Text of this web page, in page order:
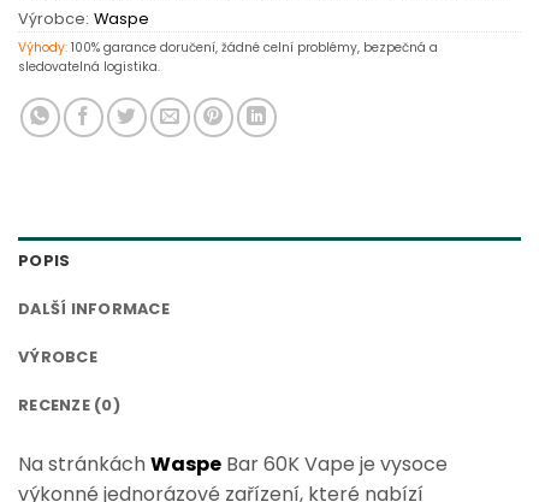
Výrobce: Waspe
Výhody: 100% garance doručení, žádné celní problémy, bezpečná a
sledovatelná logistika.
POPIS
DALŠÍ INFORMACE
VÝROBCE
RECENZE (0)
Na stránkáchWaspe Bar 60K Vape je vysoce
výkonné jednorázové zařízení, které nabízí